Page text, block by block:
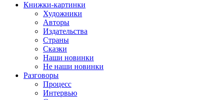
Книжки-картинки
Художники
Авторы
Издательства
Страны
Сказки
Наши новинки
Не наши новинки
Разговоры
Процесс
Интервью